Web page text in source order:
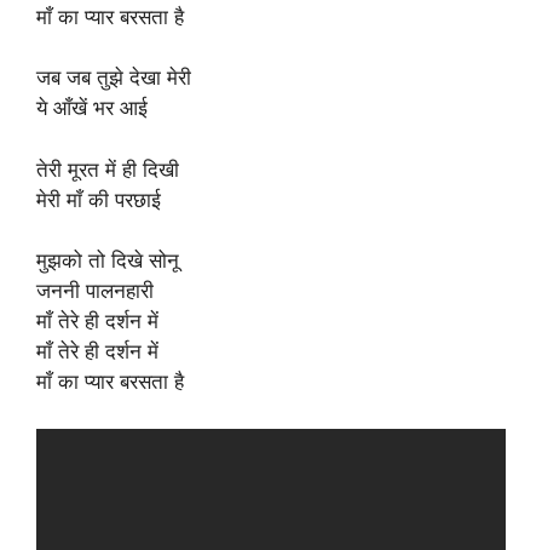
माँ का प्यार बरसता है
जब जब तुझे देखा मेरी
ये आँखें भर आई
तेरी मूरत में ही दिखी
मेरी माँ की परछाई
मुझको तो दिखे सोनू
जननी पालनहारी
माँ तेरे ही दर्शन में
माँ तेरे ही दर्शन में
माँ का प्यार बरसता है